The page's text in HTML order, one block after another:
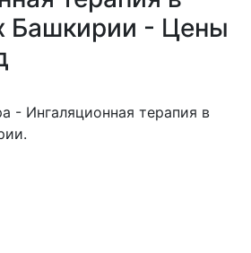
Башкирии - Цены
- Ингаляционная терапия в